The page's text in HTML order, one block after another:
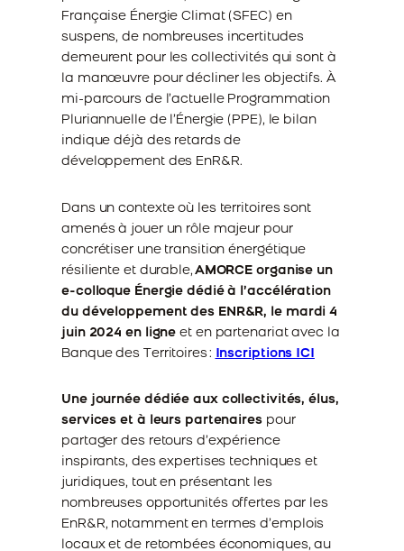
Française Énergie Climat (SFEC) en
suspens, de nombreuses incertitudes
demeurent pour les collectivités qui sont à
la manœuvre pour décliner les objectifs. À
mi-parcours de l’actuelle Programmation
Pluriannuelle de l’Énergie (PPE), le bilan
indique déjà des retards de
développement des EnR&R.
Dans un contexte où les territoires sont
amenés à jouer un rôle majeur pour
concrétiser une transition énergétique
résiliente et durable,AMORCE organise un
e-colloque Énergie dédié à l’accélération
du développement des ENR&R, le mardi 4
juin 2024 en ligne et en partenariat avec la
Banque des Territoires :
Inscriptions ICI
Une journée dédiée aux collectivités, élus,
services et à leurs partenairespour
partager des retours d’expérience
inspirants, des expertises techniques et
juridiques, tout en présentant les
nombreuses opportunités offertes par les
EnR&R, notamment en termes d’emplois
locaux et de retombées économiques, au